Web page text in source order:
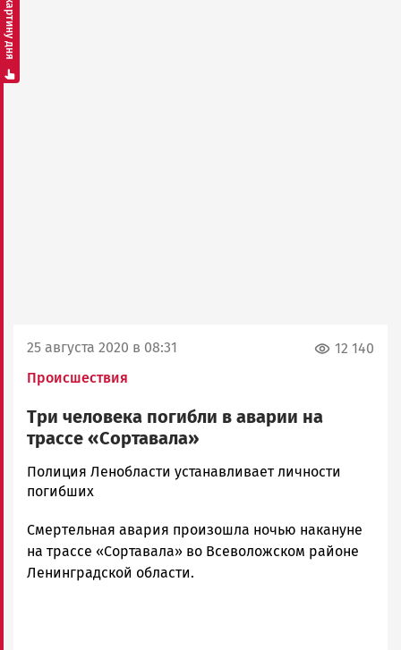
25 августа 2020 в 08:31
Происшествия
12 140
Три человека погибли в аварии на
трассе «Сортавала»
Корректор
Новости
и
Карелии
|
Полиция Ленобласти устанавливает личности
погибших
Смертельная авария произошла ночью накануне
на трассе «Сортавала» во Всеволожском районе
Ленинградской области.